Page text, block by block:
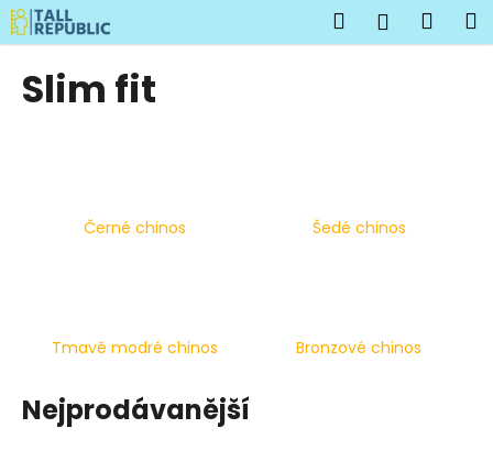
Přejít
na
obsah
Hledat
Slim fit
Černé chinos Šedé chinos
Tmavě modré chinos Bronzové chinos
Nejprodávanější
K
o
e